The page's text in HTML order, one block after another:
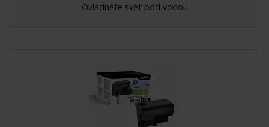
Ovládněte svět pod vodou